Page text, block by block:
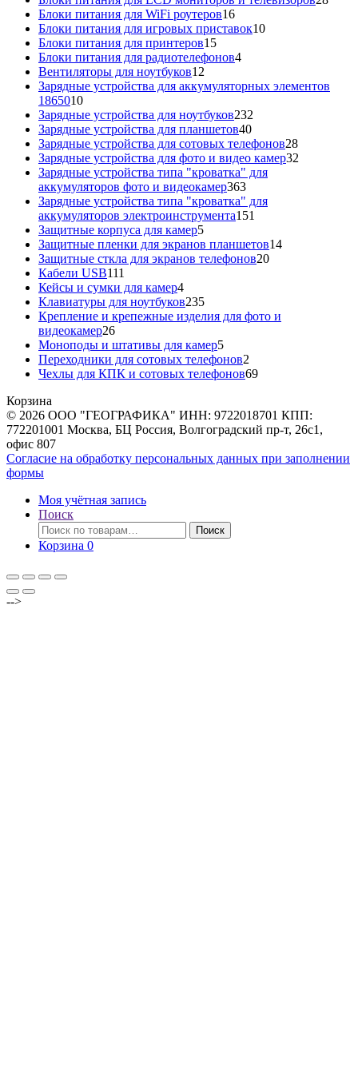
Блоки питания для WiFi роутеров1616
товаров
Блоки питания для игровых приставок1010
Блоки питания для принтеров1515
товаров
Блоки питания для радиотелефонов44
Вентиляторы для ноутбуков12
товаров
Зарядные устройства для аккумуляторных элементов
186501010
товаров
Зарядные устройства для ноутбуков232
Зарядные устройства для планшетов4040
товаров
Зарядные устройства для сотовых телефонов2828
товаров
Зарядные устройства для фото и видео камер32
Зарядные устройства типа "кроватка" для
аккумуляторов фото и видеокамер363363
товара
Зарядные устройства типа "кроватка" для
аккумуляторов электроинструмента151
Защитные корпуса для камер55
товаров
Защитные пленки для экранов планшетов1414
Защитные сткла для экранов телефонов2020
Кабели USB111
товаров
Кейсы и сумки для камер44
товара
Клавиатуры для ноутбуков235235
товаров
Крепление и крепежные изделия для фото и
видеокамер2626
товаров
Моноподы и штативы для камер55
товаров
Переходники для сотовых телефонов2
товара
Чехлы для КПК и сотовых телефонов6969
Корзина
© 2026 ООО "ГЕОГРАФИКА" ИНН: 9722018701 КПП:
772201001 Москва, БЦ Россия, Волгоградский пр-т, 26с1,
офис 807
Согласие на обработку персональных данных при заполнении
формы
Моя учётная запись
Поиск
Искать:
Поиск
Корзина 0
-->